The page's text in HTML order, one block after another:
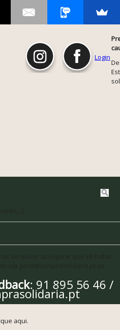
Login
: 91 895 56 46 /
aqui.